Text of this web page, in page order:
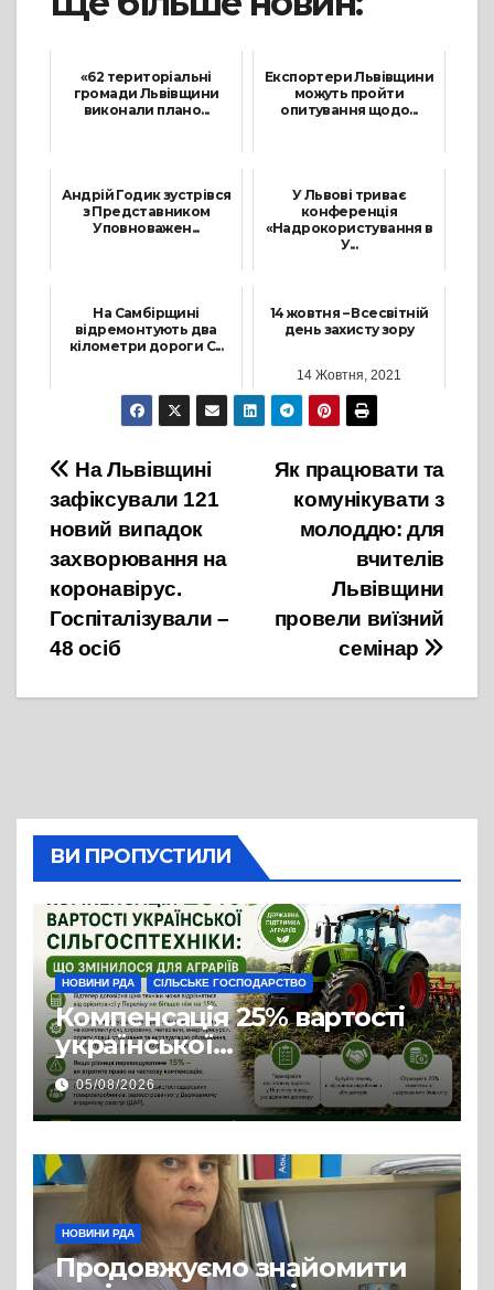
«62 територіальні
громади Львівщини
виконали плано...
Експортери Львівщини
можуть пройти
опитування щодо...
Андрій Годик зустрівся
з Представником
Уповноважен...
У Львові триває
конференція
«Надрокористування в
У...
На Самбірщині
відремонтують два
кілометри дороги С...
2 Листопада, 2021
14 жовтня – Всесвітній
день захисту зору
14 Жовтня, 2021
Навігація
записів
Як працювати та
комунікувати з
молоддю: для
вчителів
Львівщини
провели виїзний
семінар
На Львівщині
зафіксували 121
новий випадок
захворювання на
коронавірус.
Госпіталізували –
48 осіб
ВИ ПРОПУСТИЛИ
НОВИНИ РДА СІЛЬСЬКЕ ГОСПОДАРСТВО
Компенсація 25% вартості
української
сільгосптехніки: що
змінилося для аграріїв
05/08/2026
НОВИНИ РДА
Продовжуємо знайомити